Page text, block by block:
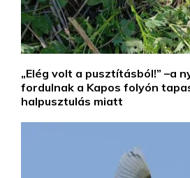
„Elég volt a pusztításból!” –a
fordulnak a Kapos folyón
halpusztulás miatt